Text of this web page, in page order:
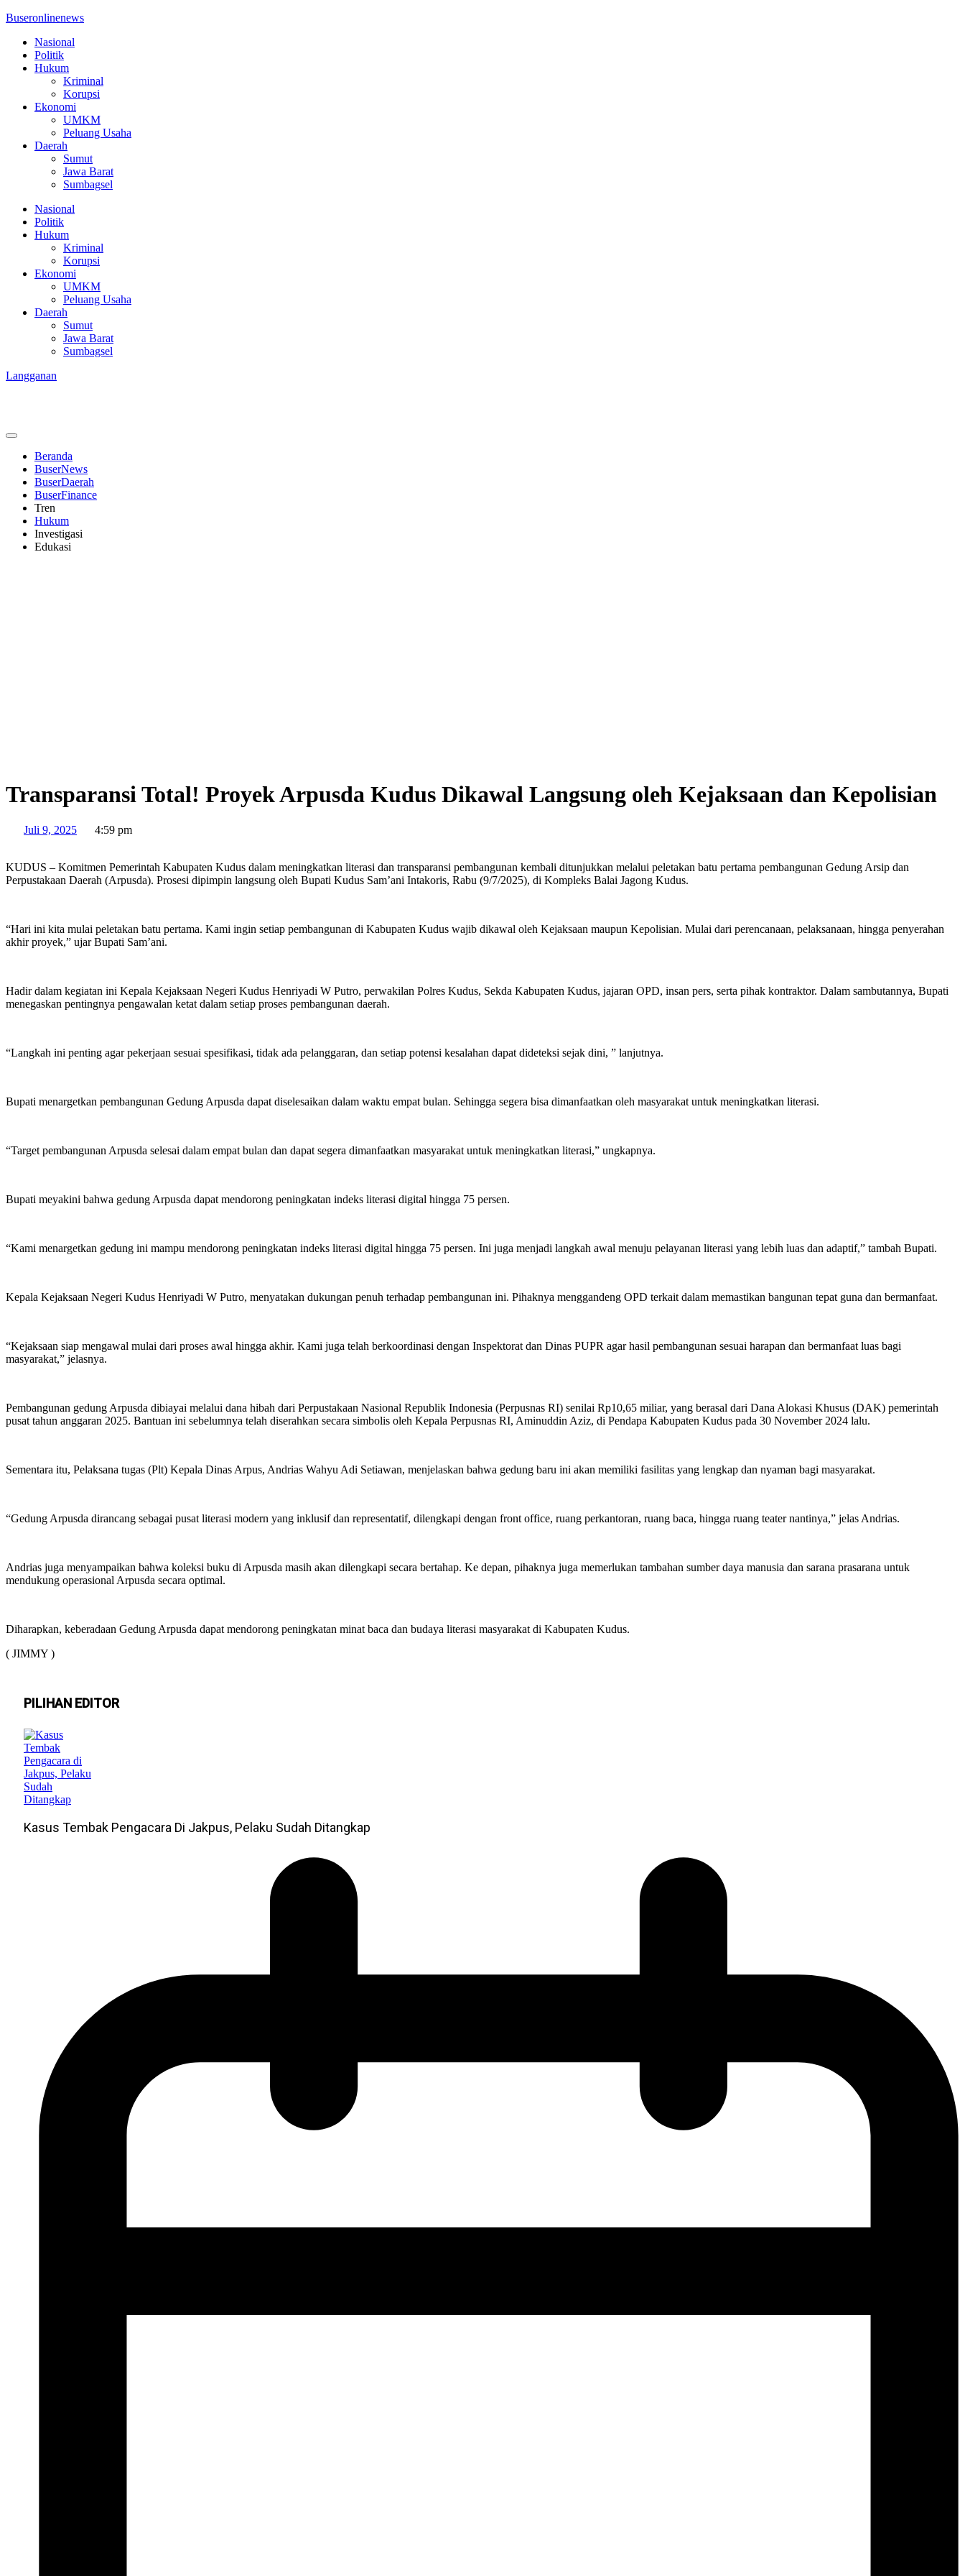
Buseronlinenews
Nasional
Politik
Hukum
Kriminal
Korupsi
Ekonomi
UMKM
Peluang Usaha
Daerah
Sumut
Jawa Barat
Sumbagsel
Nasional
Politik
Hukum
Kriminal
Korupsi
Ekonomi
UMKM
Peluang Usaha
Daerah
Sumut
Jawa Barat
Sumbagsel
Langganan
Beranda
BuserNews
BuserDaerah
BuserFinance
Tren
Hukum
Investigasi
Edukasi
Transparansi Total! Proyek Arpusda Kudus Dikawal Langsung oleh Kejaksaan dan Kepolisian
Juli 9, 2025 4:59 pm
KUDUS – Komitmen Pemerintah Kabupaten Kudus dalam meningkatkan literasi dan transparansi pembangunan kembali ditunjukkan melalui peletakan batu pertama pembangunan Gedung Arsip dan
Perpustakaan Daerah (Arpusda). Prosesi dipimpin langsung oleh Bupati Kudus Sam’ani Intakoris, Rabu (9/7/2025), di Kompleks Balai Jagong Kudus.
“Hari ini kita mulai peletakan batu pertama. Kami ingin setiap pembangunan di Kabupaten Kudus wajib dikawal oleh Kejaksaan maupun Kepolisian. Mulai dari perencanaan, pelaksanaan, hingga penyerahan
akhir proyek,” ujar Bupati Sam’ani.
Hadir dalam kegiatan ini Kepala Kejaksaan Negeri Kudus Henriyadi W Putro, perwakilan Polres Kudus, Sekda Kabupaten Kudus, jajaran OPD, insan pers, serta pihak kontraktor. Dalam sambutannya, Bupati
menegaskan pentingnya pengawalan ketat dalam setiap proses pembangunan daerah.
“Langkah ini penting agar pekerjaan sesuai spesifikasi, tidak ada pelanggaran, dan setiap potensi kesalahan dapat dideteksi sejak dini, ” lanjutnya.
Bupati menargetkan pembangunan Gedung Arpusda dapat diselesaikan dalam waktu empat bulan. Sehingga segera bisa dimanfaatkan oleh masyarakat untuk meningkatkan literasi.
“Target pembangunan Arpusda selesai dalam empat bulan dan dapat segera dimanfaatkan masyarakat untuk meningkatkan literasi,” ungkapnya.
Bupati meyakini bahwa gedung Arpusda dapat mendorong peningkatan indeks literasi digital hingga 75 persen.
“Kami menargetkan gedung ini mampu mendorong peningkatan indeks literasi digital hingga 75 persen. Ini juga menjadi langkah awal menuju pelayanan literasi yang lebih luas dan adaptif,” tambah Bupati.
Kepala Kejaksaan Negeri Kudus Henriyadi W Putro, menyatakan dukungan penuh terhadap pembangunan ini. Pihaknya menggandeng OPD terkait dalam memastikan bangunan tepat guna dan bermanfaat.
“Kejaksaan siap mengawal mulai dari proses awal hingga akhir. Kami juga telah berkoordinasi dengan Inspektorat dan Dinas PUPR agar hasil pembangunan sesuai harapan dan bermanfaat luas bagi
masyarakat,” jelasnya.
Pembangunan gedung Arpusda dibiayai melalui dana hibah dari Perpustakaan Nasional Republik Indonesia (Perpusnas RI) senilai Rp10,65 miliar, yang berasal dari Dana Alokasi Khusus (DAK) pemerintah
pusat tahun anggaran 2025. Bantuan ini sebelumnya telah diserahkan secara simbolis oleh Kepala Perpusnas RI, Aminuddin Aziz, di Pendapa Kabupaten Kudus pada 30 November 2024 lalu.
Sementara itu, Pelaksana tugas (Plt) Kepala Dinas Arpus, Andrias Wahyu Adi Setiawan, menjelaskan bahwa gedung baru ini akan memiliki fasilitas yang lengkap dan nyaman bagi masyarakat.
“Gedung Arpusda dirancang sebagai pusat literasi modern yang inklusif dan representatif, dilengkapi dengan front office, ruang perkantoran, ruang baca, hingga ruang teater nantinya,” jelas Andrias.
Andrias juga menyampaikan bahwa koleksi buku di Arpusda masih akan dilengkapi secara bertahap. Ke depan, pihaknya juga memerlukan tambahan sumber daya manusia dan sarana prasarana untuk
mendukung operasional Arpusda secara optimal.
Diharapkan, keberadaan Gedung Arpusda dapat mendorong peningkatan minat baca dan budaya literasi masyarakat di Kabupaten Kudus.
( JIMMY )
PILIHAN EDITOR
Kasus Tembak Pengacara Di Jakpus, Pelaku Sudah Ditangkap